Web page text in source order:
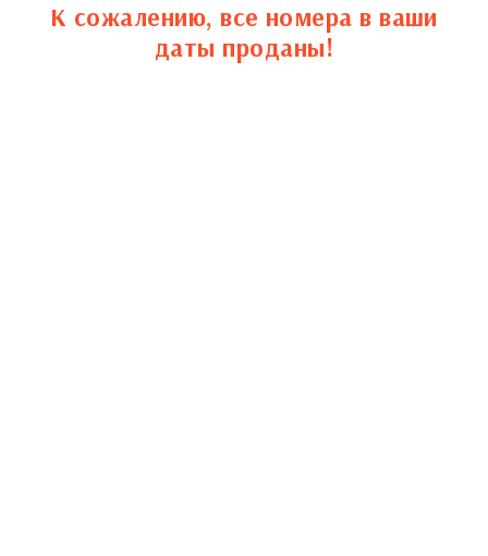
К сожалению, все номера в ваши
даты проданы!